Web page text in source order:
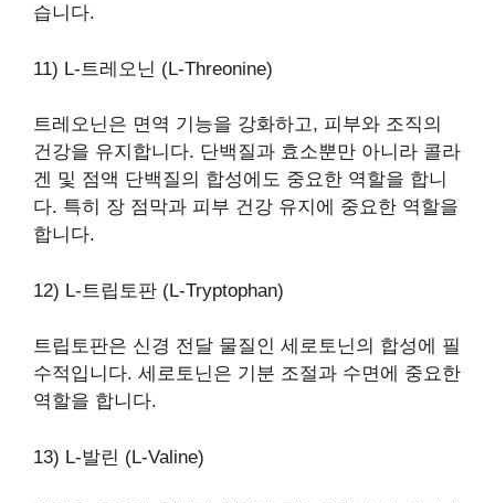
습니다.
11) L-트레오닌 (L-Threonine)
트레오닌은 면역 기능을 강화하고, 피부와 조직의
건강을 유지합니다. 단백질과 효소뿐만 아니라 콜라
겐 및 점액 단백질의 합성에도 중요한 역할을 합니
다. 특히 장 점막과 피부 건강 유지에 중요한 역할을
합니다.
12) L-트립토판 (L-Tryptophan)
트립토판은 신경 전달 물질인 세로토닌의 합성에 필
수적입니다. 세로토닌은 기분 조절과 수면에 중요한
역할을 합니다.
13) L-발린 (L-Valine)